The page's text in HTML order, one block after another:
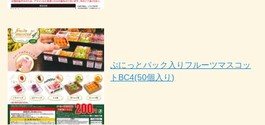
ぷにっとパック入りフルーツマスコッ
トBC4(50個入り)